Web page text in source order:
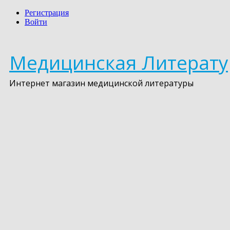
Регистрация
Войти
Медицинская
Интернет магазин медицинской литературы